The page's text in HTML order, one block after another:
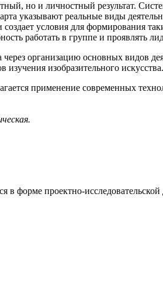
но и личностный результат.
указывают реальные виды
условия для формирования
работать в группе и проявлять
организацию основных видов
изобразительного искусства.
применение современных
форме проектно-исследовательской